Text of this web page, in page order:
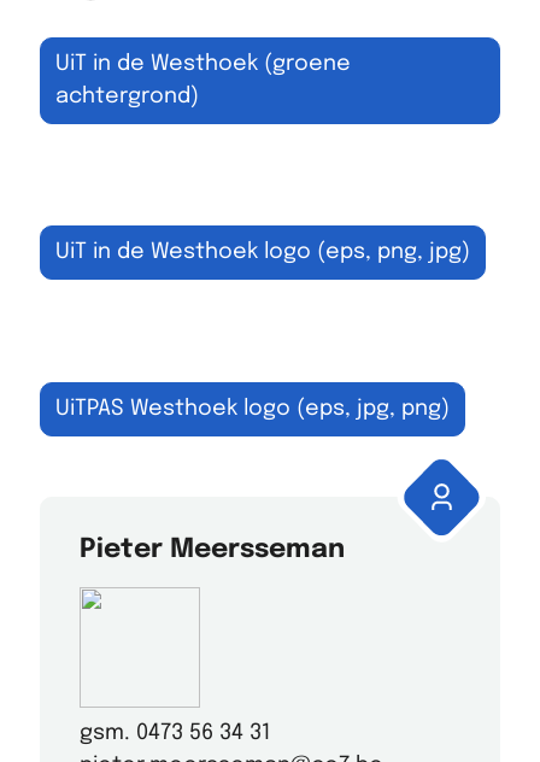
UiT in de Westhoek (groene
achtergrond)
UiT in de Westhoek logo (eps, png, jpg)
UiTPAS Westhoek logo (eps, jpg, png)
Pieter Meersseman
gsm. 0473 56 34 31